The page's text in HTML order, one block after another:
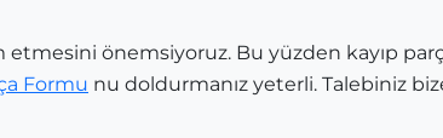
önemsiyoruz. Bu yüzden kayıp
Formu nu doldurmanız yeterli. Talebiniz